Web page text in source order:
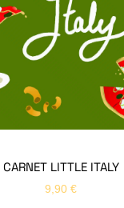
CARNET LITTLE ITALY
9,90 €